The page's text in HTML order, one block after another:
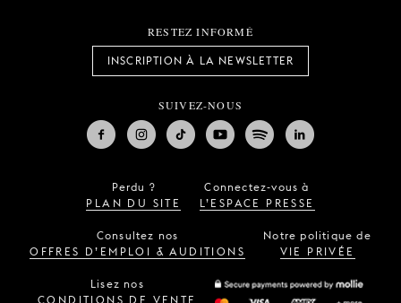
RESTEZ INFORMÉ
INSCRIPTION À LA NEWSLETTER
SUIVEZ-NOUS
Perdu ?
PLAN DU SITE
Connectez-vous à
L’ESPACE PRESSE
Consultez nos
OFFRES D’EMPLOI & AUDITIONS
Notre politique de
VIE PRIVÉE
Lisez nos
CONDITIONS DE VENTE